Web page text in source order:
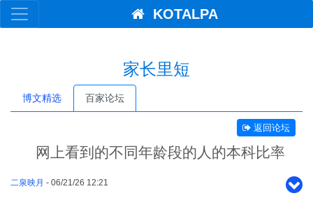
KOTALPA
家长里短
博文精选 百家论坛
返回论坛
网上看到的不同年龄段的人的本科比率
二泉映月 - 06/21/26 12:21